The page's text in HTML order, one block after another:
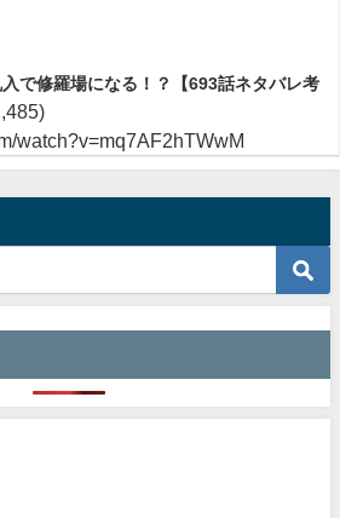
で修羅場になる！？【693話ネタバレ考
watch?v=mq7AF2hTWwM